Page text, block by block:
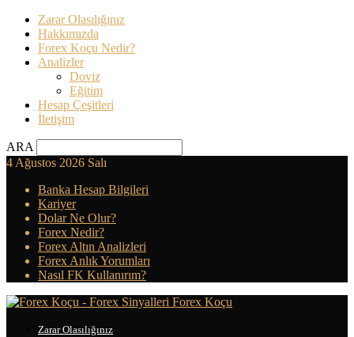
Zarar Olasılığınız
Hakkımızda
Forex Koçu Nedir?
Analizler
Doviz
Eğitim
Hesap Çeşitleri
İletişim
ARA
4 Ağustos 2026 Salı
Banka Hesap Bilgileri
Kariyer
Dolar Ne Olur?
Forex Nedir?
Forex Altın Analizleri
Forex Anlık Yorumları
Nasıl FK Kullanırım?
Forex Koçu
Zarar Olasılığınız